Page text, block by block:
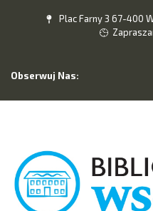
Plac Farny 3 67-400
Obserwuj Nas: